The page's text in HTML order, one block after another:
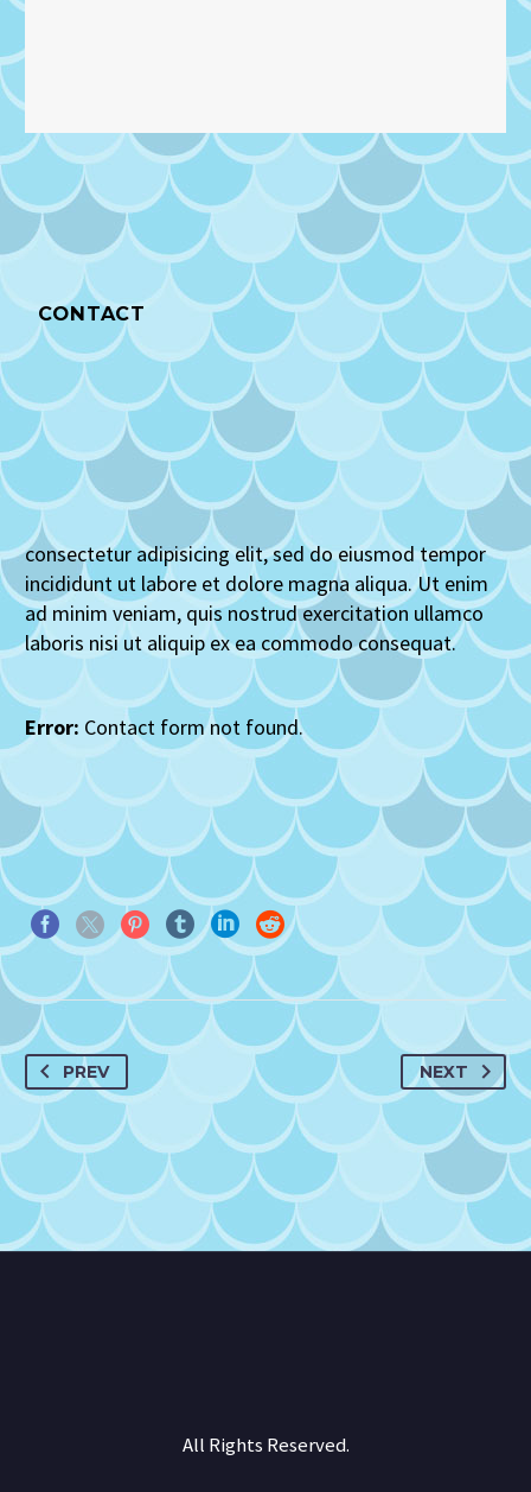
CONTACT
consectetur adipisicing elit, sed do eiusmod tempor
incididunt ut labore et dolore magna aliqua. Ut enim
ad minim veniam, quis nostrud exercitation ullamco
laboris nisi ut aliquip ex ea commodo consequat.
Error: Contact form not found.
PREV NEXT
All Rights Reserved.